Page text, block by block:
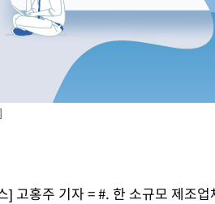
] 고홍주 기자 = #. 한 소규모 제조